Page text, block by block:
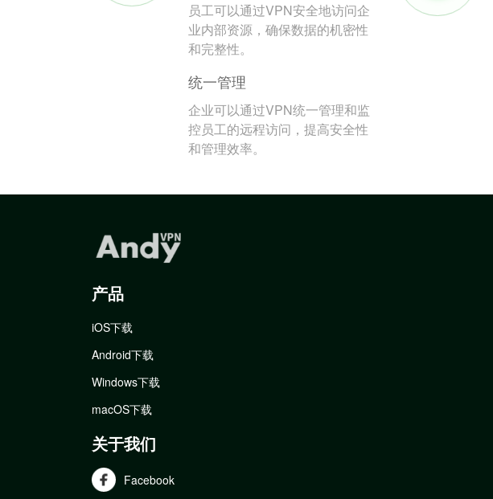
员工可以通过VPN安全地访问企
业内部资源，确保数据的机密性
和完整性。
统一管理
企业可以通过VPN统一管理和监
控员工的远程访问，提高安全性
和管理效率。
产品
iOS下载
Android下载
Windows下载
macOS下载
关于我们
Facebook